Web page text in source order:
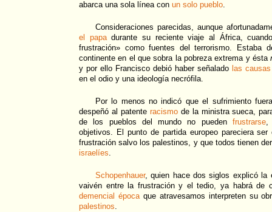
abarca una sola línea con un solo pueblo.
Consideraciones parecidas, aunque
el papadurante su reciente viaje al África,
frustración» como fuentes del terrorismo. Estaba
continente en el que sobra la pobreza extrema y ésta
y por ello Francisco debió haber señalado las causas
en el odio y una ideología necrófila.
Por lo menos no indicó que el sufrimiento
despeñó al patente racismode la ministra sueca,
de los pueblos del mundo no pueden frustrarse,
objetivos. El punto de partida europeo pareciera
frustración salvo los palestinos, y que todos tienen
israelíes.
Schopenhauer, quien hace dos siglos explicó la
vaivén entre la frustración y el tedio, ya habrá de
demencial épocaque atravesamos interpreten su
palestinos.